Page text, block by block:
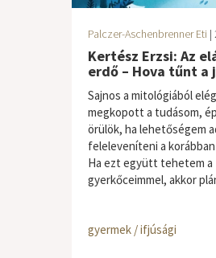
Palczer-Aschenbrenner Eti |
Kertész Erzsi: Az
erdő – Hova tűnt a
Sajnos a mitológiából
megkopott a tudásom,
örülök, ha lehetőségem
feleleveníteni a
Ha ezt együtt tehetem a
gyerkőceimmel, akkor
gyermek / ifjúsági